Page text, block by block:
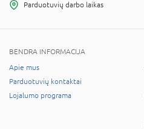
Parduotuvių darbo laikas
BENDRA INFORMACIJA
Apie mus
Parduotuvių kontaktai
Lojalumo programa